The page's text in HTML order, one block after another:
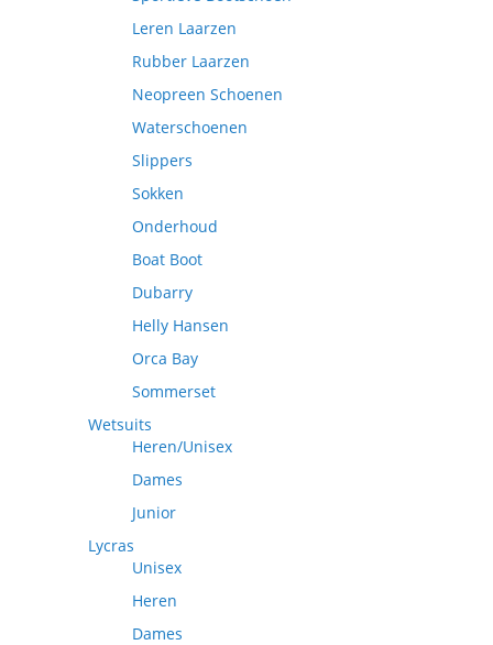
Leren Laarzen
Rubber Laarzen
Neopreen Schoenen
Waterschoenen
Slippers
Sokken
Onderhoud
Boat Boot
Dubarry
Helly Hansen
Orca Bay
Sommerset
Wetsuits
Heren/Unisex
Dames
Junior
Lycras
Unisex
Heren
Dames